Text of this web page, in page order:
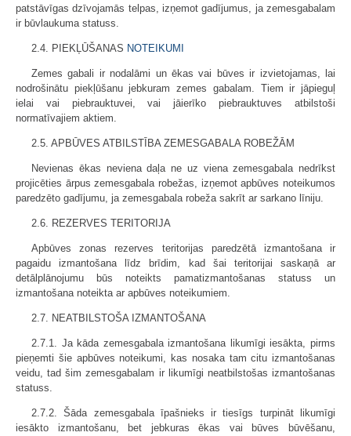
patstāvīgas dzīvojamās telpas, izņemot gadījumus, ja zemesgabalam
ir būvlaukuma statuss.
2.4. PIEKĻŪŠANAS NOTEIKUMI
Zemes gabali ir nodalāmi un ēkas vai būves ir izvietojamas, lai
nodrošinātu piekļūšanu jebkuram zemes gabalam. Tiem ir jāpieguļ
ielai vai piebrauktuvei, vai jāierīko piebrauktuves atbilstoši
normatīvajiem aktiem.
2.5. APBŪVES ATBILSTĪBA ZEMESGABALA ROBEŽĀM
Nevienas ēkas neviena daļa ne uz viena zemesgabala nedrīkst
projicēties ārpus zemesgabala robežas, izņemot apbūves noteikumos
paredzēto gadījumu, ja zemesgabala robeža sakrīt ar sarkano līniju.
2.6. REZERVES TERITORIJA
Apbūves zonas rezerves teritorijas paredzētā izmantošana ir
pagaidu izmantošana līdz brīdim, kad šai teritorijai saskaņā ar
detālplānojumu būs noteikts pamatizmantošanas statuss un
izmantošana noteikta ar apbūves noteikumiem.
2.7. NEATBILSTOŠA IZMANTOŠANA
2.7.1. Ja kāda zemesgabala izmantošana likumīgi iesākta, pirms
pieņemti šie apbūves noteikumi, kas nosaka tam citu izmantošanas
veidu, tad šim zemesgabalam ir likumīgi neatbilstošas izmantošanas
statuss.
2.7.2. Šāda zemesgabala īpašnieks ir tiesīgs turpināt likumīgi
iesākto izmantošanu, bet jebkuras ēkas vai būves būvēšanu,